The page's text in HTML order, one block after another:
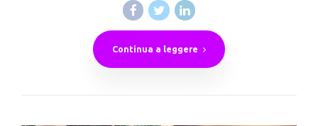
Continua a leggere